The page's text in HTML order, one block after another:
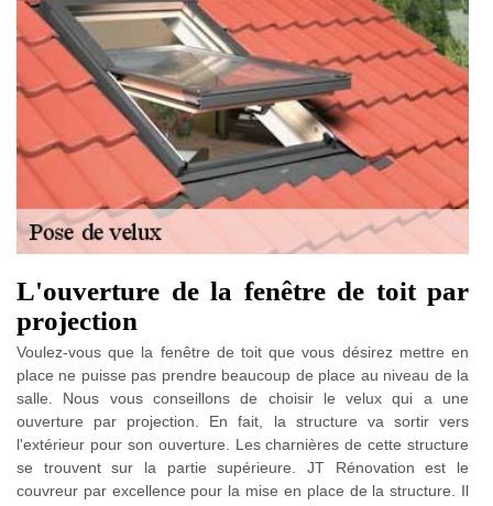
L'ouverture de la fenêtre de toit par
projection
Voulez-vous que la fenêtre de toit que vous désirez mettre en
place ne puisse pas prendre beaucoup de place au niveau de la
salle. Nous vous conseillons de choisir le velux qui a une
ouverture par projection. En fait, la structure va sortir vers
l'extérieur pour son ouverture. Les charnières de cette structure
se trouvent sur la partie supérieure. JT Rénovation est le
couvreur par excellence pour la mise en place de la structure. Il